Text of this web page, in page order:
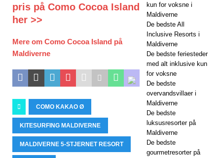
pris på Como Cocoa Island
her >>
Mere om Como Cocoa Island på
Maldiverne
COMO KAKAO Ø
KITESURFING MALDIVERNE
MALDIVERNE 5-STJERNET RESORT
kun for voksne i
Maldiverne
De bedste All
Inclusive Resorts i
Maldiverne
De bedste feriesteder
med alt inklusive kun
for voksne
De bedste
overvandsvillaer i
Maldiverne
De bedste
luksusresorter på
Maldiverne
De bedste
gourmetresorter på